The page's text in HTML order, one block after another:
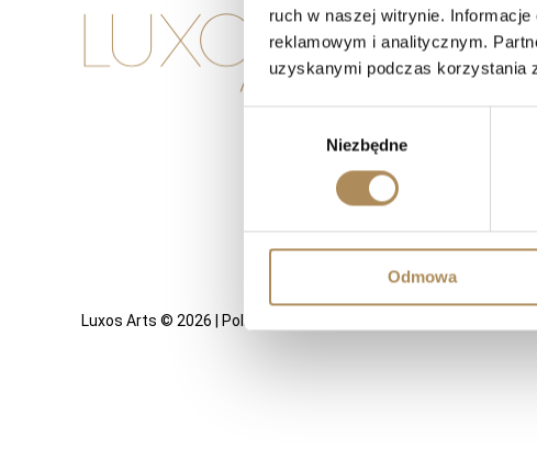
ruch w naszej witrynie.
reklamowym i analitycznym.
uzyskanymi podczas korzystania
Niezbędne
Odmowa
KONTAKT
+48 882 007 002
Luxos Arts © 2026 | Polityka Prywatności